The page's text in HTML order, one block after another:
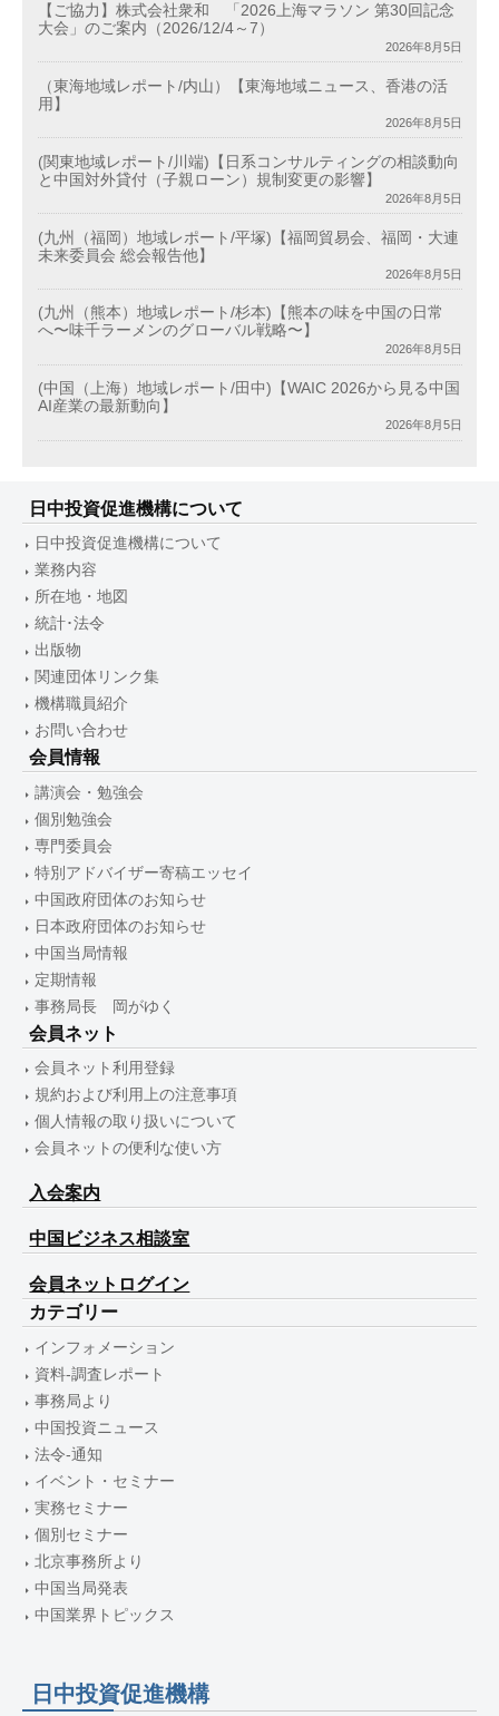
【ご協力】株式会社衆和 「2026上海マラソン 第30回記念
大会」のご案内（2026/12/4～7）
2026年8月5日
（東海地域レポート/内山）【東海地域ニュース、香港の活
用】
2026年8月5日
(関東地域レポート/川端)【日系コンサルティングの相談動向
と中国対外貸付（子親ローン）規制変更の影響】
2026年8月5日
(九州（福岡）地域レポート/平塚)【福岡貿易会、福岡・大連
未来委員会 総会報告他】
2026年8月5日
(九州（熊本）地域レポート/杉本)【熊本の味を中国の日常
へ〜味千ラーメンのグローバル戦略〜】
2026年8月5日
(中国（上海）地域レポート/田中)【WAIC 2026から見る中国
AI産業の最新動向】
2026年8月5日
日中投資促進機構について
日中投資促進機構について
業務内容
所在地・地図
統計･法令
出版物
関連団体リンク集
機構職員紹介
お問い合わせ
会員情報
講演会・勉強会
個別勉強会
専門委員会
特別アドバイザー寄稿エッセイ
中国政府団体のお知らせ
日本政府団体のお知らせ
中国当局情報
定期情報
事務局長 岡がゆく
会員ネット
会員ネット利用登録
規約および利用上の注意事項
個人情報の取り扱いについて
会員ネットの便利な使い方
入会案内
中国ビジネス相談室
会員ネットログイン
カテゴリー
インフォメーション
資料-調査レポート
事務局より
中国投資ニュース
法令-通知
イベント・セミナー
実務セミナー
個別セミナー
北京事務所より
中国当局発表
中国業界トピックス
日中投資促進機構